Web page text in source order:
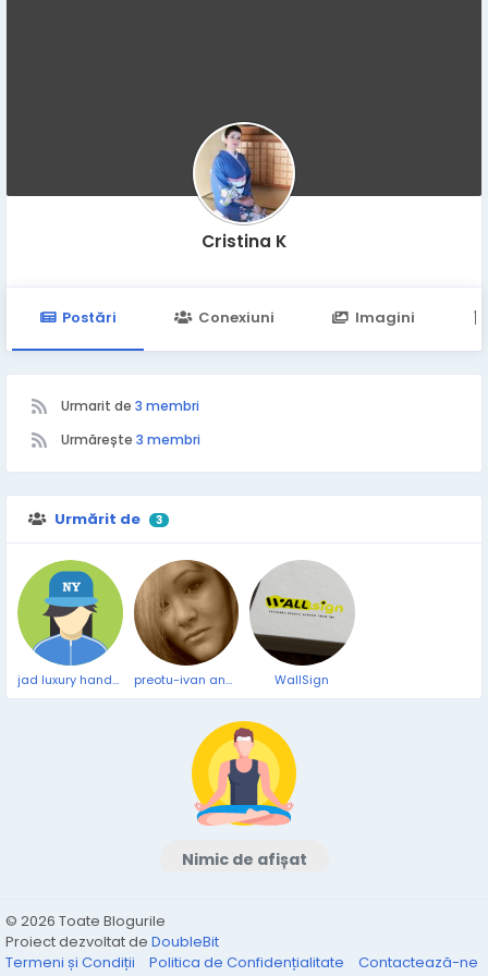
Cristina K
Postări Conexiuni Imagini
Urmarit de 3 membri
Urmărește 3 membri
Urmărit de 3
jad luxury handmade preotu-ivan ana-maria WallSign
Nimic de afișat
© 2026 Toate Blogurile
Proiect dezvoltat de DoubleBit
Termeni și Condiții
Politica de Confidențialitate Contactează-ne